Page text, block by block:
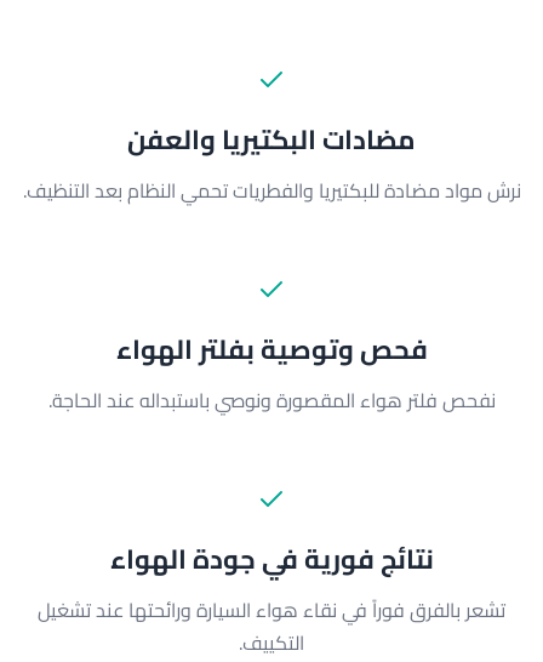
مضادات البكتيريا والعفن
نرش مواد مضادة للبكتيريا والفطريات تحمي النظام بعد التنظيف.
فحص وتوصية بفلتر الهواء
نفحص فلتر هواء المقصورة ونوصي باستبداله عند الحاجة.
نتائج فورية في جودة الهواء
تشعر بالفرق فوراً في نقاء هواء السيارة ورائحتها عند تشغيل
التكييف.